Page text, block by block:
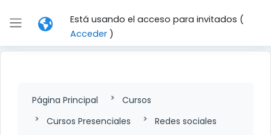
Panel lateral
Está usando el acceso para invitados (
Acceder)
Página Principal
Cursos
Cursos Presenciales
Redes sociales